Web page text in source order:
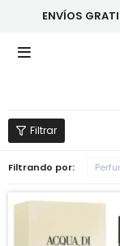
ENVÍOS

Filtrando por: